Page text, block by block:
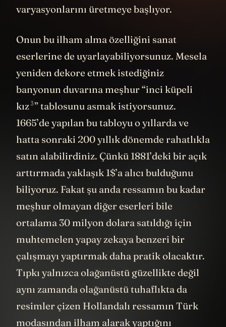
varyasyonlarını üretmeye başlıyor.
Onun bu ilham alma özelliğini sanat
eserlerine de uyarlayabiliyorsunuz. Mesela
yeniden dekore etmek istediğiniz
banyonun duvarına meşhur “inci küpeli
kız3” tablosunu asmak istiyorsunuz.
1665’de yapılan bu tabloyu o yıllarda ve
hatta sonraki 200 yıllık dönemde rahatlıkla
satın alabilirdiniz. Çünkü 1881’deki bir açık
arttırmada yaklaşık 1$’a alıcı bulduğunu
biliyoruz. Fakat şu anda ressamın bu kadar
meşhur olmayan diğer eserleri bile
ortalama 30 milyon dolara satıldığı için
muhtemelen yapay zekaya benzeri bir
çalışmayı yaptırmak daha pratik olacaktır.
Tıpkı yalnızca olağanüstü güzellikte değil
aynı zamanda olağanüstü tuhaflıkta da
resimler çizen Hollandalı ressamın Türk
modasından ilham alarak yaptığını